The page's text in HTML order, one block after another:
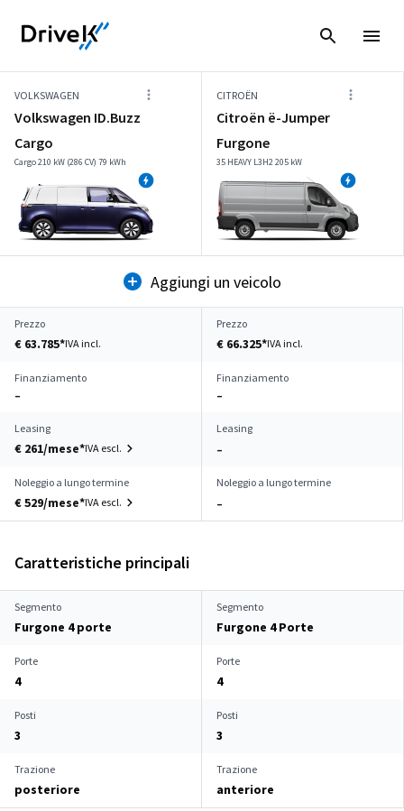
VOLKSWAGEN
Volkswagen ID.Buzz
Cargo
Cargo 210 kW (286 CV) 79 kWh
CITROËN
Citroën ë-Jumper
Furgone
35 HEAVY L3H2 205 kW
Aggiungi un veicolo
Prezzo
€ 63.785*IVA incl.
Prezzo
€ 66.325*IVA incl.
Finanziamento
–
Finanziamento
–
Leasing
€ 261/mese*IVA escl.
Leasing
–
Noleggio a lungo termine
€ 529/mese*IVA escl.
Noleggio a lungo termine
–
Caratteristiche principali
Segmento
Furgone 4 porte
Segmento
Furgone 4 Porte
Porte
4
Porte
4
Posti
3
Posti
3
Trazione
posteriore
Trazione
anteriore